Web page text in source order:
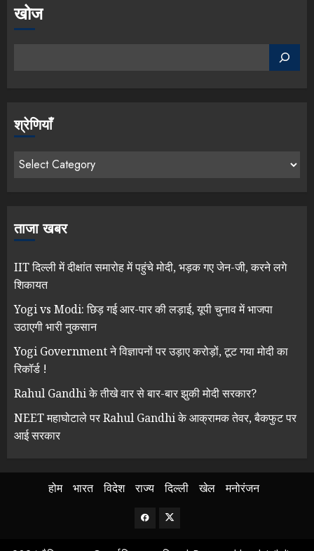
खोज
श्रेणियाँ
ताजा खबर
IIT दिल्ली में दीक्षांत समारोह में पहुंचे मोदी, भड़क गए जेन-जी, करने लगे
शिकायत
Yogi vs Modi: छिड़ गई आर-पार की लड़ाई, यूपी चुनाव में भाजपा
उठाएगी भारी नुकसान
Yogi Government ने विज्ञापनों पर उड़ाए करोड़ों, टूट गया मोदी का
रिकॉर्ड !
Rahul Gandhi के तीखे वार से बार-बार झुकी मोदी सरकार?
NEET महाघोटाले पर Rahul Gandhi के आक्रामक तेवर, बैकफुट पर
आई सरकार
होम भारत विदेश राज्य दिल्ली खेल मनोरंजन
Facebook
Twitter